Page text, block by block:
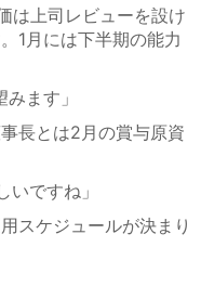
は上司レビューを設け
1月には下半期の能力
ます」
長とは2月の賞与原資
いですね」
スケジュールが決まり